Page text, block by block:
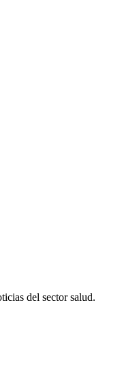
del sector salud.